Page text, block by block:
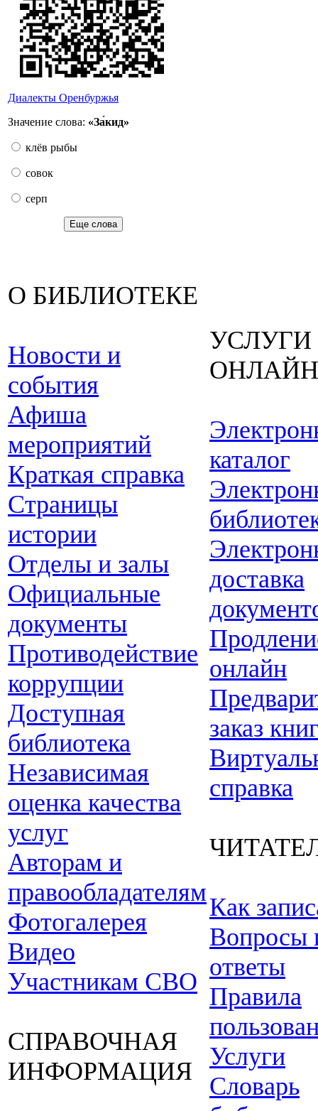
Диалекты Оренбуржья
Значение слова: «За́кид»
клёв рыбы
совок
серп
Еще слова
О БИБЛИОТЕКЕ
Новости и
события
Афиша
мероприятий
Краткая справка
Страницы
истории
Отделы и залы
Официальные
документы
Противодействие
коррупции
Доступная
библиотека
Независимая
оценка качества
услуг
Авторам и
правообладателям
Фотогалерея
Видео
Участникам СВО
СПРАВОЧНАЯ
ИНФОРМАЦИЯ
УСЛУГИ
ОНЛАЙН
каталог
доставка
онлайн
заказ
справка
Как
Вопросы
ответы
Правила
Услуги
Словарь